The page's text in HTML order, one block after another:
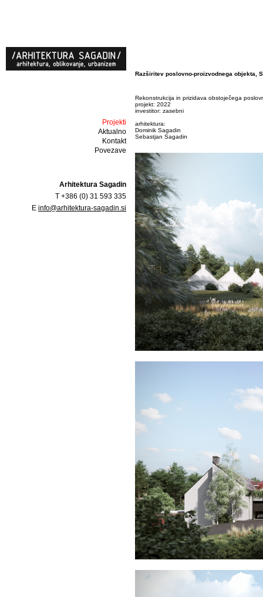
Projekti
Aktualno
Kontakt
Povezave
Arhitektura Sagadin
T +386 (0) 31 593 335
E info@arhitektura-sagadin.si
Razširitev poslovno-proizvodnega objekta,
Rekonstrukcija in prizidava obstoječega
projekt: 2022
investitor: zasebni
arhitektura:
Dominik Sagadin
Sebastjan Sagadin